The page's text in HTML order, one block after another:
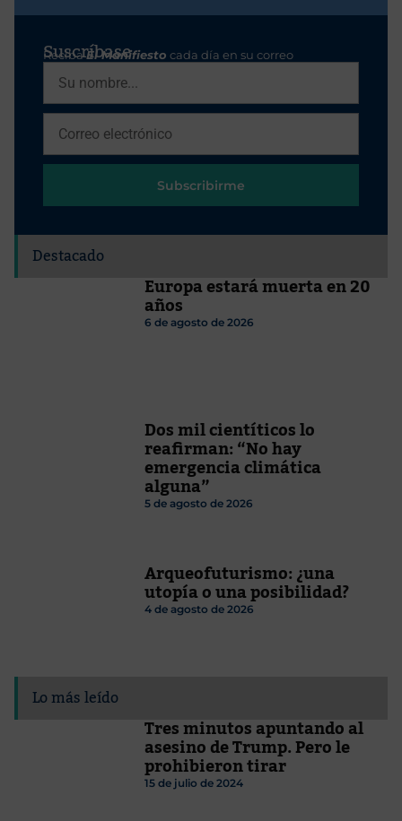
Suscríbase
RecibaEl Manifiesto cada día en su correo
Subscribirme
Destacado
Europa estará muerta en 20
años
6 de agosto de 2026
Dos mil cientíticos lo
reafirman: “No hay
emergencia climática
alguna”
5 de agosto de 2026
Arqueofuturismo: ¿una
utopía o una posibilidad?
4 de agosto de 2026
Lo más leído
Tres minutos apuntando al
asesino de Trump. Pero le
prohibieron tirar
15 de julio de 2024